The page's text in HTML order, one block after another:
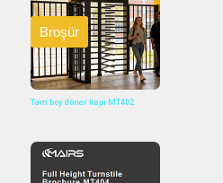
Tam boy döner kapı MT402
Broşür